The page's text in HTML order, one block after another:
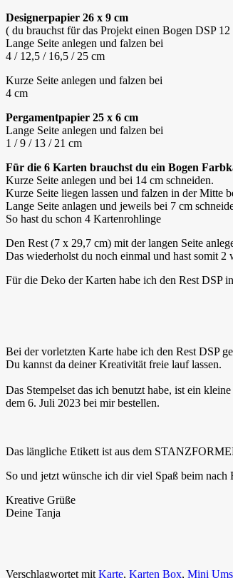
Designerpapier 26 x 9 cm
( du brauchst für das Projekt einen Bogen DSP 12
Lange Seite anlegen und falzen bei
4 / 12,5 / 16,5 / 25 cm
Kurze Seite anlegen und falzen bei
4 cm
Pergamentpapier 25 x 6 cm
Lange Seite anlegen und falzen bei
1 / 9 / 13 / 21 cm
Für die 6 Karten brauchst du ein Bogen
Kurze Seite anlegen und bei 14 cm schneiden.
Kurze Seite liegen lassen und falzen in der Mitte
Lange Seite anlagen und jeweils bei 7 cm
So hast du schon 4 Kartenrohlinge
Den Rest (7 x 29,7 cm) mit der langen Seite
Das wiederholst du noch einmal und hast somit 2
Für die Deko der Karten habe ich den Rest DSP
Bei der vorletzten Karte habe ich den Rest DSP
Du kannst da deiner Kreativität freie lauf lassen.
Das Stempelset das ich benutzt habe, ist ein
dem 6. Juli 2023 bei mir bestellen.
Das längliche Etikett ist aus dem
So und jetzt wünsche ich dir viel Spaß beim nach
Kreative Grüße
Deine Tanja
Verschlagwortet mit Karte, Karten Box, Mini